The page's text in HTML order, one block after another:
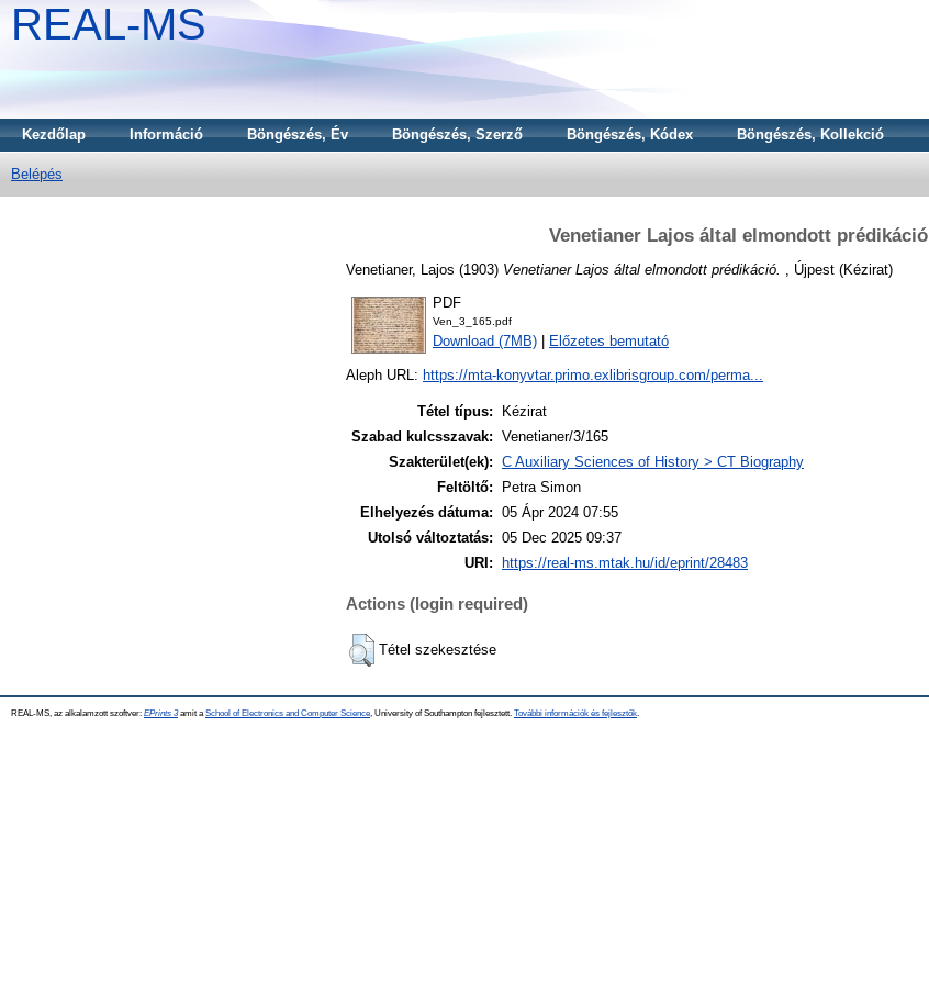
REAL-MS
Kezdőlap Információ Böngészés, Év Böngészés, Szerző Böngészés, Kódex Böngészés, Kollekció
Belépés
Venetianer Lajos által elmondott prédikáció
Venetianer, Lajos (1903) Venetianer Lajos által elmondott prédikáció. , Újpest (Kézirat)
PDF
Ven_3_165.pdf
Download (7MB) Előzetes bemutató
Aleph URL: https://mta-konyvtar.primo.exlibrisgroup.com/perma...
Tétel típus:
Kézirat
Szabad kulcsszavak: Venetianer/3/165
Szakterület(ek): C Auxiliary Sciences of History > CT Biography
Feltöltő:
Petra Simon
Elhelyezés dátuma: 05 Ápr 2024 07:55
Utolsó változtatás: 05 Dec 2025 09:37
URI:
https://real-ms.mtak.hu/id/eprint/28483
Actions (login required)
Tétel szekesztése
REAL-MS, az alkalamzott szoftver: EPrints 3amit a School of Electronics and Computer Science , University of Southampton fejlesztett. További információk és fejlesztők